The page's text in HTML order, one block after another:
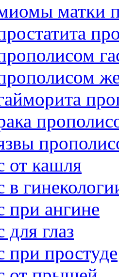
матки
от кашля
в
при ангине
глаз
при простуде